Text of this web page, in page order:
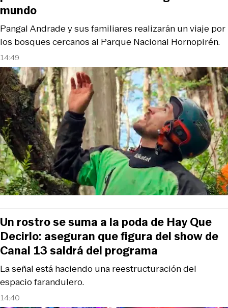
14:49
Pangal Andrade y sus familiares realizarán un viaje por
los bosques cercanos al Parque Nacional Hornopirén.
mundo
14:40
La señal está haciendo una reestructuración del
espacio farandulero.
Un rostro se suma a la poda de Hay Que
Decirlo: aseguran que figura del show de
Canal 13 saldrá del programa